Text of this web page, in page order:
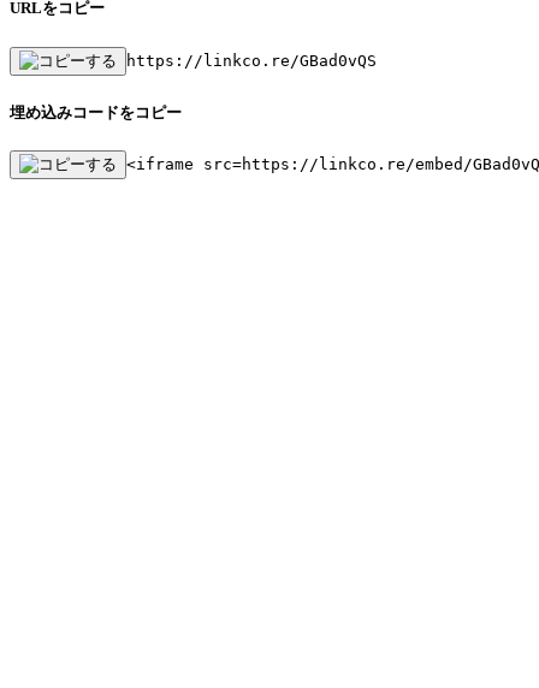
URLをコピー
https://linkco.re/GBad0vQS
埋め込みコードをコピー
<iframe src=https://linkco.re/embed/